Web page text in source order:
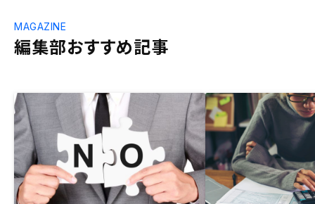
編集部おすすめ記事
MAGAZINE